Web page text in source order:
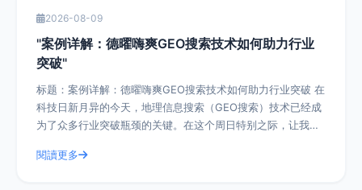
2026-08-09
"案例详解：德曜嗨爽GEO搜索技术如何助力行业
突破"
标题：案例详解：德曜嗨爽GEO搜索技术如何助力行业突破 在
科技日新月异的今天，地理信息搜索（GEO搜索）技术已经成
为了众多行业突破瓶颈的关键。在这个周日特别之际，让我们
閱讀更多